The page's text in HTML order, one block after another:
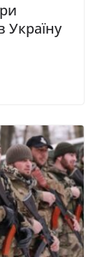
Україну